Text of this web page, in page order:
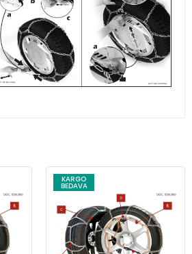
KARGO
BEDAVA